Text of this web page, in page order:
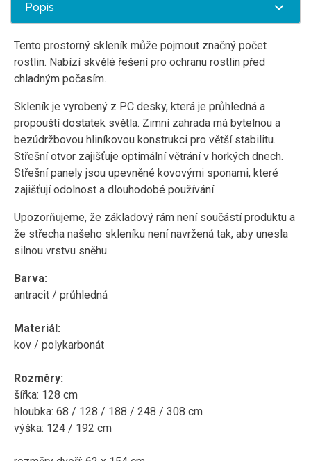
Popis
Tento prostorný skleník může pojmout značný počet
rostlin. Nabízí skvělé řešení pro ochranu rostlin před
chladným počasím.
Skleník je vyrobený z PC desky, která je průhledná a
propouští dostatek světla. Zimní zahrada má bytelnou a
bezúdržbovou hliníkovou konstrukci pro větší stabilitu.
Střešní otvor zajišťuje optimální větrání v horkých dnech.
Střešní panely jsou upevněné kovovými sponami, které
zajišťují odolnost a dlouhodobé používání.
Upozorňujeme, že základový rám není součástí produktu a
že střecha našeho skleníku není navržená tak, aby unesla
silnou vrstvu sněhu.
Barva:
antracit / průhledná
Materiál:
kov / polykarbonát
Rozměry:
šířka: 128 cm
hloubka: 68 / 128 / 188 / 248 / 308 cm
výška: 124 / 192 cm